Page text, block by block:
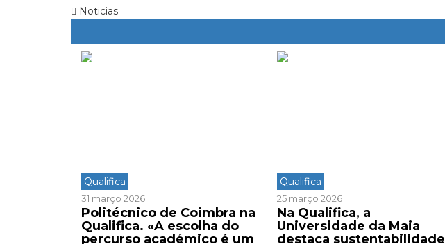
Noticias
Qualifica
31 março 2026
Politécnico de Coimbra na
Qualifica. «A escolha do
percurso académico é um
Qualifica
25 março 2026
Na Qualifica, a
Universidade da Maia
destaca sustentabilidade